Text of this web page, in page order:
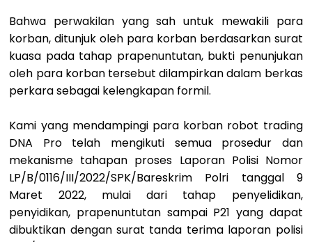
Bahwa perwakilan yang sah untuk mewakili para
korban, ditunjuk oleh para korban berdasarkan surat
kuasa pada tahap prapenuntutan, bukti penunjukan
oleh para korban tersebut dilampirkan dalam berkas
perkara sebagai kelengkapan formil.
Kami yang mendampingi para korban robot trading
DNA Pro telah mengikuti semua prosedur dan
mekanisme tahapan proses Laporan Polisi Nomor
LP/B/0116/III/2022/SPK/Bareskrim Polri tanggal 9
Maret 2022, mulai dari tahap penyelidikan,
penyidikan, prapenuntutan sampai P21 yang dapat
dibuktikan dengan surat tanda terima laporan polisi